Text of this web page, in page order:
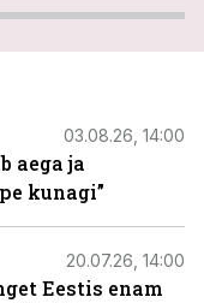
03.08.26, 14:00
aega ja
kunagi”
20.07.26, 14:00
Eestis enam